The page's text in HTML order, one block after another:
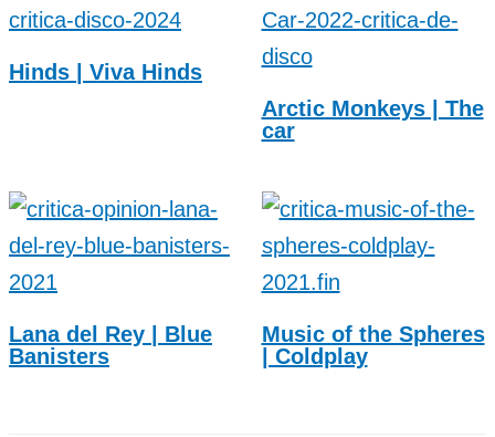
Hinds | Viva Hinds
Arctic Monkeys | The
car
Lana del Rey | Blue
Banisters
Music of the Spheres
| Coldplay